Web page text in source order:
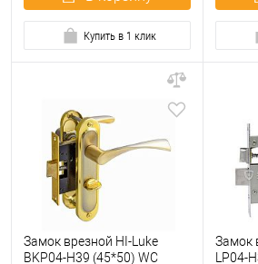
Купить в 1 клик
Замок врезной HI-Luke
BKP04-H39 (45*50) WC
Замок
LP04-